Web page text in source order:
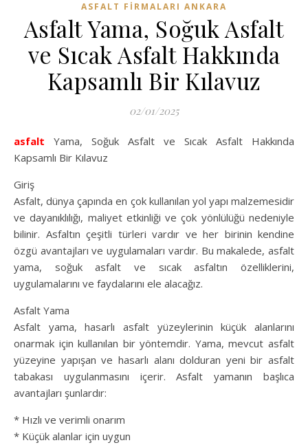
ASFALT FIRMALARI ANKARA
Asfalt Yama, Soğuk Asfalt
ve Sıcak Asfalt Hakkında
Kapsamlı Bir Kılavuz
02/01/2025
asfalt Yama, Soğuk Asfalt ve Sıcak Asfalt Hakkında
Kapsamlı Bir Kılavuz
Giriş
Asfalt, dünya çapında en çok kullanılan yol yapı malzemesidir
ve dayanıklılığı, maliyet etkinliği ve çok yönlülüğü nedeniyle
bilinir. Asfaltın çeşitli türleri vardır ve her birinin kendine
özgü avantajları ve uygulamaları vardır. Bu makalede, asfalt
yama, soğuk asfalt ve sıcak asfaltın özelliklerini,
uygulamalarını ve faydalarını ele alacağız.
Asfalt Yama
Asfalt yama, hasarlı asfalt yüzeylerinin küçük alanlarını
onarmak için kullanılan bir yöntemdir. Yama, mevcut asfalt
yüzeyine yapışan ve hasarlı alanı dolduran yeni bir asfalt
tabakası uygulanmasını içerir. Asfalt yamanın başlıca
avantajları şunlardır:
* Hızlı ve verimli onarım
* Küçük alanlar için uygun